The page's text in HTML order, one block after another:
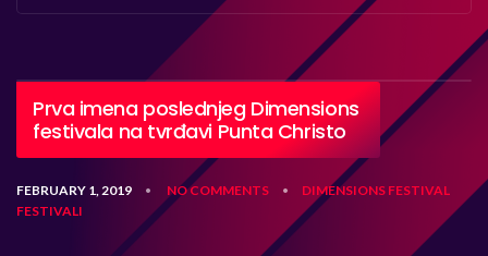
Prva imena poslednjeg Dimensions
festivala na tvrđavi Punta Christo
FEBRUARY 1, 2019 • NO COMMENTS •
DIMENSIONS FESTIVAL
FESTIVALI